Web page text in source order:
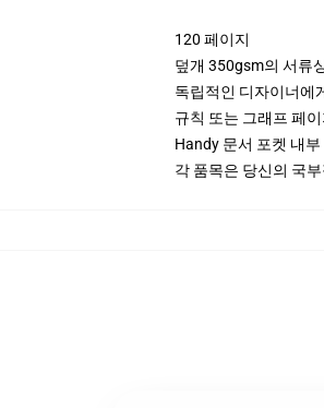
120 페이지
덮개 350gsm의 서류
독립적인 디자이너에
규칙 또는 그래프 페
Handy 문서 포켓 내부
각 품목은 당신의 국